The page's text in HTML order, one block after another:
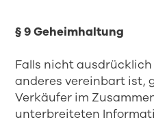
§ 9 Geheimhaltung
Falls nicht
anderes vereinbart ist,
Verkäufer im
unterbreiteten